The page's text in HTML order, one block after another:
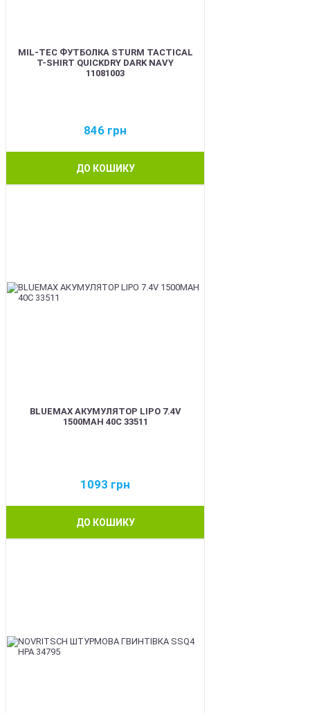
MIL-TEC ФУТБОЛКА STURM TACTICAL
T-SHIRT QUICKDRY DARK NAVY
11081003
846 грн
ДО КОШИКУ
BLUEMAX АКУМУЛЯТОР LIPO 7.4V
1500MAH 40C 33511
1093 грн
ДО КОШИКУ